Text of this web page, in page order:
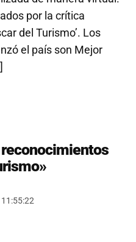
por la crítica
del Turismo’. Los
el país son Mejor